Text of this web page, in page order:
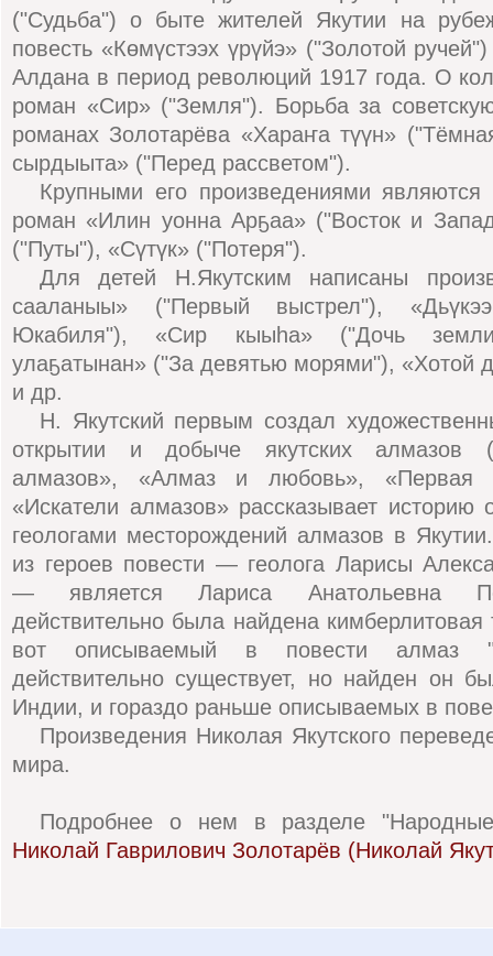
("Судьба") о быте жителей Якутии на
повесть «Көмүстээх үрүйэ» ("Золотой
Алдана в период революций 1917 года. О
роман «Сир» ("Земля"). Борьба за
романах Золотарёва «Хараҥа түүн»
сырдыыта» ("Перед рассветом").
Крупными его произведениями являются
роман «Илин уонна Арҕаа» ("Восток и
("Путы"), «Сүтүк» ("Потеря").
Для детей Н.Якутским написаны
сааланыы» ("Первый выстрел"),
Юкабиля"), «Сир кыыhа» ("Дочь
улаҕатынан» ("За девятью морями"), «Хотой
и др.
Н. Якутский первым создал
открытии и добыче якутских алмазов
алмазов», «Алмаз и любовь», «Первая
«Искатели алмазов» рассказывает историю
геологами месторождений алмазов в
из героев повести — геолога Ларисы
— является Лариса Анатольевна
действительно была найдена
вот описываемый в повести алмаз
действительно существует, но найден он
Индии, и гораздо раньше описываемых в
Произведения Николая Якутского
мира.
Подробнее о нем в разделе "Народные
Николай Гаврилович Золотарёв (Николай